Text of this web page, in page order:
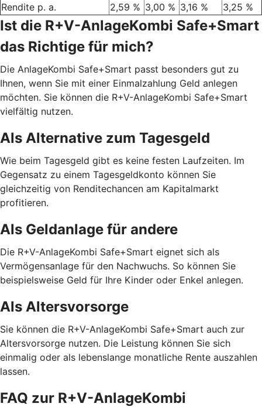
Rendite p. a.
2,59 % 3,00 % 3,16 % 3,25 %
Ist die R+V-AnlageKombi Safe+Smart
das Richtige für mich?
Die AnlageKombi Safe+Smart passt besonders gut zu
Ihnen, wenn Sie mit einer Einmalzahlung Geld anlegen
möchten. Sie können die R+V-AnlageKombi Safe+Smart
vielfältig nutzen.
Als Alternative zum Tagesgeld
Wie beim Tagesgeld gibt es keine festen Laufzeiten. Im
Gegensatz zu einem Tagesgeldkonto können Sie
gleichzeitig von Renditechancen am Kapitalmarkt
profitieren.
Als Geldanlage für andere
Die R+V-AnlageKombi Safe+Smart eignet sich als
Vermögensanlage für den Nachwuchs. So können Sie
beispielsweise Geld für Ihre Kinder oder Enkel anlegen.
Als Altersvorsorge
Sie können die R+V-AnlageKombi Safe+Smart auch zur
Altersvorsorge nutzen. Die Leistung können Sie sich
einmalig oder als lebenslange monatliche Rente auszahlen
lassen.
FAQ zur R+V-AnlageKombi